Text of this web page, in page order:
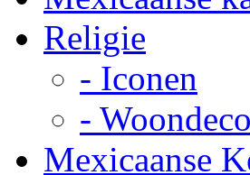
Religie
- Iconen
-
Mexicaanse